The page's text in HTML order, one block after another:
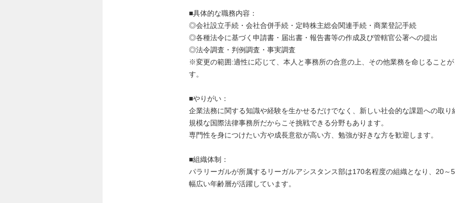
■具体的な職務内容：
◎会社設立手続・会社合併手続・定時株主総会関連手続・商業登記手続
◎各種法令に基づく申請書・届出書・報告書等の作成及び管轄官公署への提出
◎法令調査・判例調査・事実調査
※変更の範囲:適性に応じて、本人と事務所の合意の上、その他業務を命じること
す。
■やりがい：
企業法務に関する知識や経験を生かせるだけでなく、新しい社会的な課題への取り
規模な国際法律事務所だからこそ挑戦できる分野もあります。
専門性を身につけたい方や成長意欲が高い方、勉強が好きな方を歓迎します。
■組織体制：
パラリーガルが所属するリーガルアシスタンス部は170名程度の組織となり、20～
幅広い年齢層が活躍しています。